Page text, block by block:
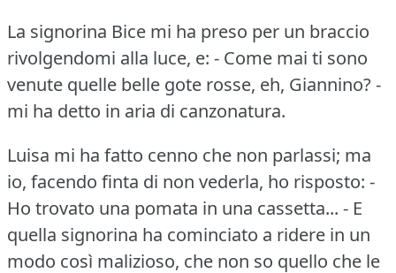
La signorina Bice mi ha preso per un braccio
rivolgendomi alla luce, e: - Come mai ti sono
venute quelle belle gote rosse, eh, Giannino?-
mi ha detto in aria di canzonatura.
Luisa mi ha fatto cenno che non parlassi; ma
io, facendo finta di non vederla, ho risposto: -
Ho trovato una pomata in una cassetta... - E
quella signorina ha cominciato a ridere in un
modo così malizioso, che non so quello che le